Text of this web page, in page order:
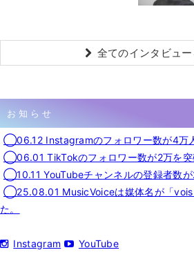
全てのインタビュー
お知らせ
◯06.12 Instagramのフォロワー数が4万人
◯06.01 TikTokのフォロワー数が2万を突
◯10.11 YouTubeチャンネルの登録者数が
◯25.08.01 MusicVoiceは媒体名が「vois
た。
Instagram YouTube